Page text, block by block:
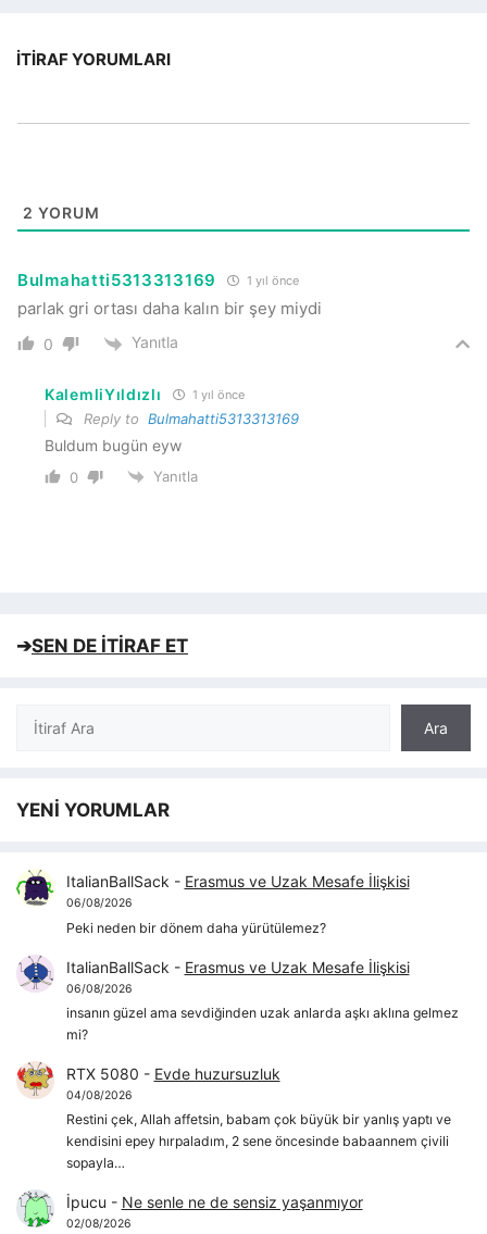
İTIRAF YORUMLARI
2 YORUM
Bulmahatti5313313169 1 yıl önce
parlak gri ortası daha kalın bir şey miydi
0 Yanıtla
KalemliYıldızlı 1 yıl önce
Reply to Bulmahatti5313313169
Buldum bugün eyw
0 Yanıtla
➔SEN DE İTİRAF ET
Ara
Ara
YENİ YORUMLAR
ItalianBallSack - Erasmus ve Uzak Mesafe İlişkisi
06/08/2026
Peki neden bir dönem daha yürütülemez?
ItalianBallSack - Erasmus ve Uzak Mesafe İlişkisi
06/08/2026
insanın güzel ama sevdiğinden uzak anlarda aşkı aklına gelmez
mi?
RTX 5080 - Evde huzursuzluk
04/08/2026
Restini çek, Allah affetsin, babam çok büyük bir yanlış yaptı ve
kendisini epey hırpaladım, 2 sene öncesinde babaannem çivili
sopayla…
İpucu - Ne senle ne de sensiz yaşanmıyor
02/08/2026